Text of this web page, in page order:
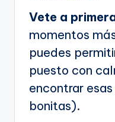
Vete a
momentos
puedes
puesto con
encontrar
bonitas).